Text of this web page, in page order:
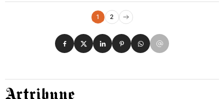
Navigazione eventi1 2
Pagina successiva
Condividi su Facebook
Condividi su X
Condividi su LinkedIn
Condividi su Pinterest
Condividi su WhatsApp
Condividi su Email
Artribune